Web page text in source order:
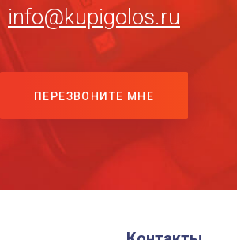
info@kupigolos.ru
ПЕРЕЗВОНИТЕ МНЕ